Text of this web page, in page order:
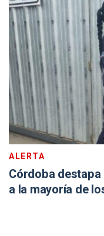
ALERTA
Córdoba
a la mayoría de